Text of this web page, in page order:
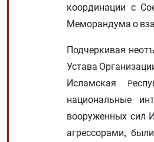
координации с
Меморандума о
Подчеркивая
Устава
Исламская
национальные
вооруженных сил
агрессорами,